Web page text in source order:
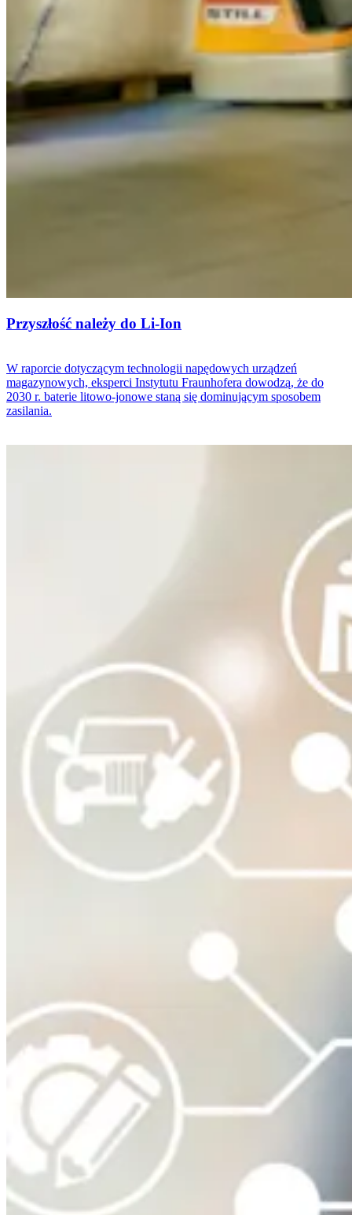
Przyszłość należy do Li-Ion
W raporcie dotyczącym technologii napędowych urządzeń
magazynowych, eksperci Instytutu Fraunhofera dowodzą, że do
2030 r. baterie litowo-jonowe staną się dominującym sposobem
zasilania.